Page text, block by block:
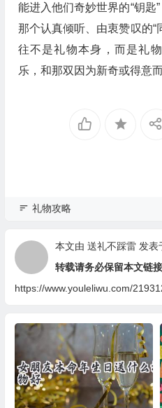
能进入他们奇妙世界的“钥匙
那个认真倾听、由衷赞叹的“
往不是礼物本身，而是礼
乐，和那双因为新奇或得意
礼物攻略
本文由 送礼不踩雷发表
转载请务必保留本文链接
https://www.youleliwu.com/